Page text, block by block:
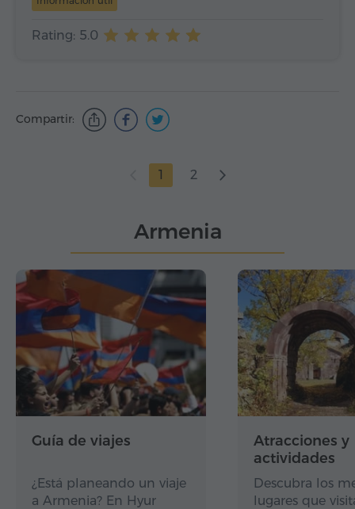
Rating: 5.0
Compartir:
1 2
Armenia
Guía de viajes
¿Está planeando un viaje
a Armenia? En Hyur
Atracciones y
actividades
Descubra los
lugares que